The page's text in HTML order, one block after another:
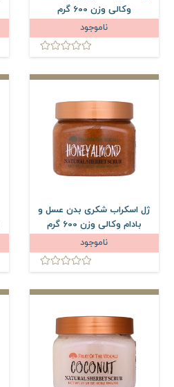
وکالی وزن 600 گرم
ناموجود
ژل اسکراب شکری بدن عسل و
بادام وکالی وزن 600 گرم
ناموجود